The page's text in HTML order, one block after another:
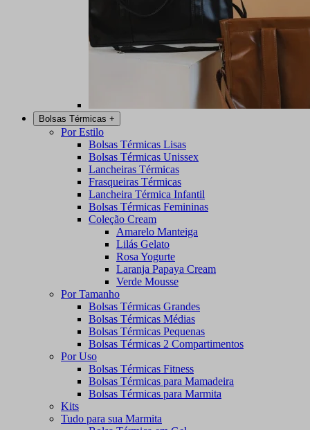
Bolsas Térmicas +
Por Estilo
Bolsas Térmicas Lisas
Bolsas Térmicas Unissex
Lancheiras Térmicas
Frasqueiras Térmicas
Lancheira Térmica Infantil
Bolsas Térmicas Femininas
Coleção Cream
Amarelo Manteiga
Lilás Gelato
Rosa Yogurte
Laranja Papaya Cream
Verde Mousse
Por Tamanho
Bolsas Térmicas Grandes
Bolsas Térmicas Médias
Bolsas Térmicas Pequenas
Bolsas Térmicas 2 Compartimentos
Por Uso
Bolsas Térmicas Fitness
Bolsas Térmicas para Mamadeira
Bolsas Térmicas para Marmita
Kits
Tudo para sua Marmita